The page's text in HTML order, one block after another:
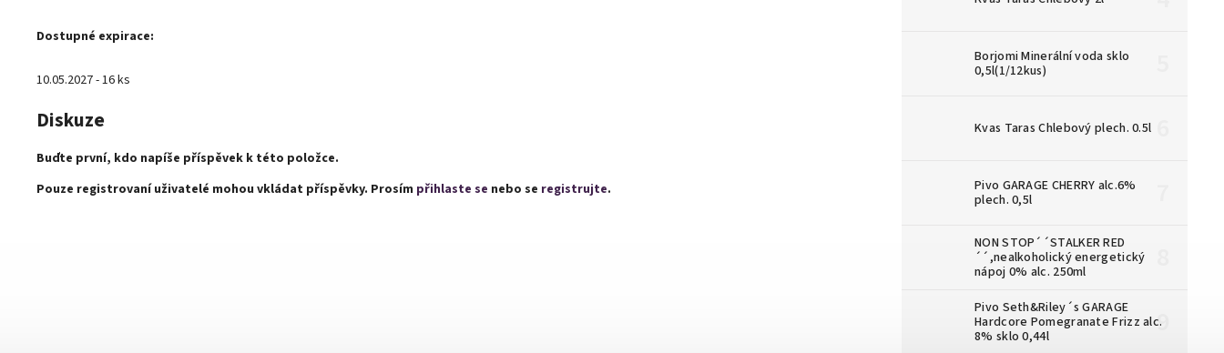
Borjomi Minerální voda sklo
0,5l(1/12kus)
Kvas Taras Chlebový plech. 0.5l
Pivo GARAGE CHERRY alc.6%
plech. 0,5l
NON STOP´´STALKER RED
´´,nealkoholický energetický
nápoj 0% alc. 250ml
Pivo Seth&Riley´s GARAGE
Hardcore Pomegranate Frizz alc.
8% sklo 0,44l
Dostupné expirace:
10.05.2027 - 16 ks
Diskuze
Buďte první, kdo napíše příspěvek k této položce.
Pouze registrovaní uživatelé mohou vkládat příspěvky. Prosím přihlaste se nebo se registrujte.